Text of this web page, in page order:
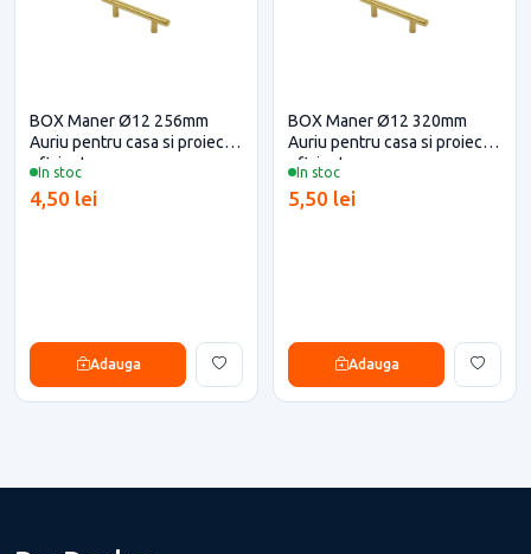
In stoc
BOX Maner Ø12 256mm
Auriu pentru casa si proiecte
eficiente
4,50 lei
Adauga
In stoc
BOX Maner Ø12 320mm
Auriu pentru casa si proiecte
eficiente
5,50 lei
Adauga